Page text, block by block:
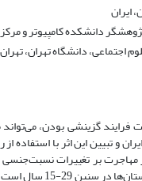
ایران
دانشکده کامپیوتر و مرکز
دانشگاه تهران،
گزینشی بودن،